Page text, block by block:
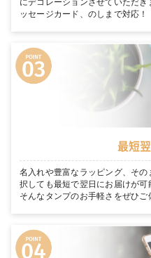
にデコレーションさせていただ
ッセージカード、のしまで対応！
最短
名入れや豊富なラッピング、そ
択しても最短で翌日にお届けが可
そんなタンプのお手軽さをぜひご